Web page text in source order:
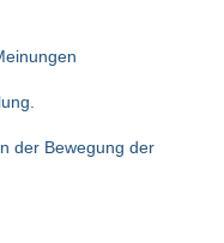
der Bewegung der